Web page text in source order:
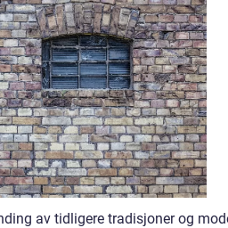
av tidligere tradisjoner og